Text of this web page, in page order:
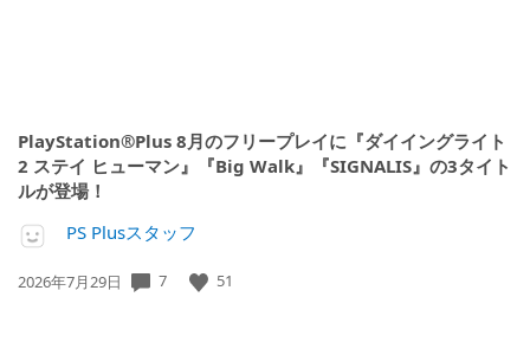
PlayStation®Plus 8月のフリープレイに『ダイイングライト
2 ステイ ヒューマン』『Big Walk』『SIGNALIS』の3タイト
ルが登場！
PS Plusスタッフ
公
2026年7月29日 7 51